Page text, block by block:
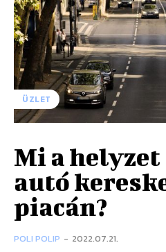
ÜZLET
Mi a
autó
piacán?
POLI POLIP - 2022.07.21.